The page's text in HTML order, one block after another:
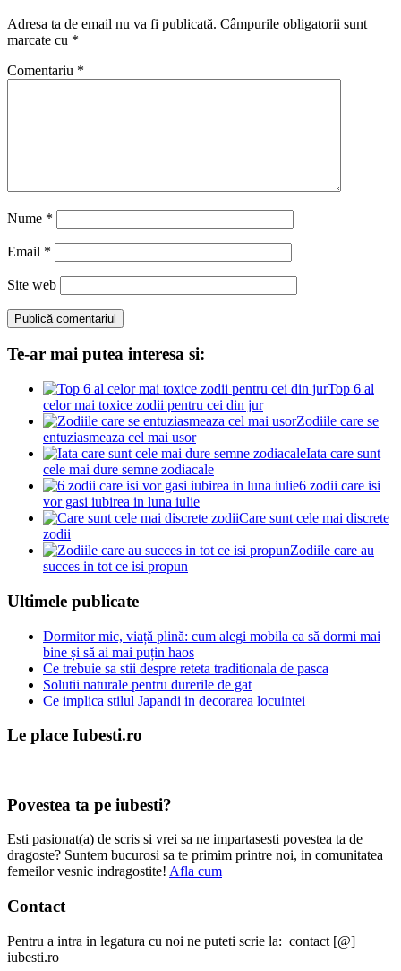
Adresa ta de email nu va fi publicată. Câmpurile obligatorii sunt
marcate cu *
Comentariu *
Nume *
Email *
Site web
Te-ar mai putea interesa si:
Top 6 al
celor mai toxice zodii pentru cei din jur
Zodiile care se
entuziasmeaza cel mai usor
Iata care sunt
cele mai dure semne zodiacale
6 zodii care isi
vor gasi iubirea in luna iulie
Care sunt cele mai discrete
zodii
Zodiile care au
succes in tot ce isi propun
Ultimele publicate
Dormitor mic, viață plină: cum alegi mobila ca să dormi mai
bine și să ai mai puțin haos
Ce trebuie sa stii despre reteta traditionala de pasca
Solutii naturale pentru durerile de gat
Ce implica stilul Japandi in decorarea locuintei
Le place Iubesti.ro
Povestea ta pe iubesti?
Esti pasionat(a) de scris si vrei sa ne impartasesti povestea ta de
dragoste? Suntem bucurosi sa te primim printre noi, in comunitatea
femeilor vesnic indragostite! Afla cum
Contact
Pentru a intra in legatura cu noi ne puteti scrie la: contact [@]
iubesti.ro